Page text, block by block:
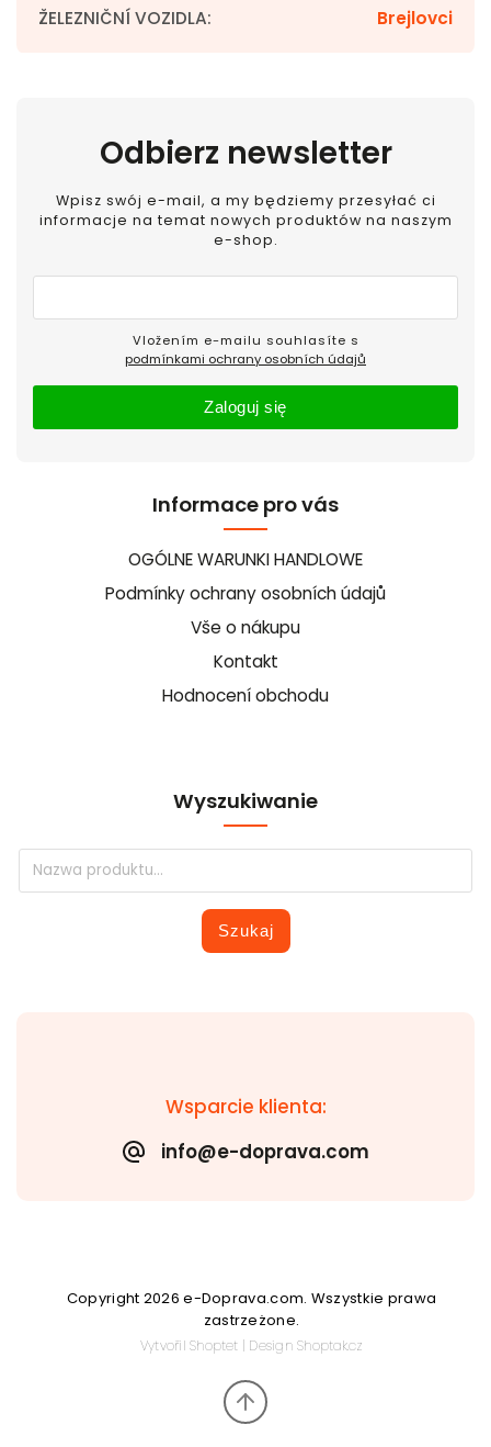
ŽELEZNIČNÍ VOZIDLA: Brejlovci
Wsparcie klienta:
info@e-doprava.com
Informace pro vás
OGÓLNE WARUNKI HANDLOWE
Podmínky ochrany osobních údajů
Vše o nákupu
Kontakt
Hodnocení obchodu
Odbierz newsletter
Wpisz swój e-mail, a my będziemy przesyłać ci
informacje na temat nowych produktów na naszym
e-shop.
podmínkami ochrany osobních údajů
Zaloguj się
Wyszukiwanie
Szukaj
Copyright 2026e-Doprava.com. Wszystkie prawa
zastrzeżone.
VytvořilShoptet | DesignShoptak.cz